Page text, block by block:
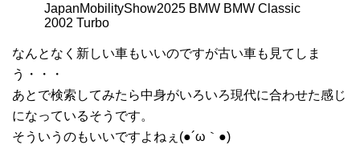
JapanMobilityShow2025 BMW BMW Classic
2002 Turbo
なんとなく新しい車もいいのですが古い車も見てしま
う・・・
あとで検索してみたら中身がいろいろ現代に合わせた感じ
になっているそうです。
そういうのもいいですよねぇ(●´ω｀●)